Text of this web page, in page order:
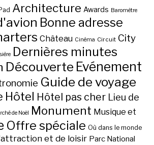
Architecture Awards Baromètre
Bonne adresse
Château Cinéma Circuit City
Dernières minutes
Découverte Evénement
Guide de voyage
Hôtel Hôtel pas cher Lieu de
de Noël Monument Musique et
Offre spéciale Où dans le monde
et de loisir Parc National